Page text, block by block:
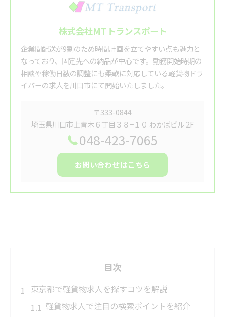
株式会社MTトランスポート
企業間配送が9割のため時間計画を立てやすい点も魅力と
なっており、固定先への納品が中心です。勤務開始時期の
相談や稼働日数の調整にも柔軟に対応している軽貨物ドラ
イバーの求人を川口市にて開始いたしました。
〒333-0844
埼玉県川口市上青木６丁目３８−１０ わかばビル 2F
048-423-7065
お問い合わせはこちら
目次
東京都で軽貨物求人を探すコツを解説
軽貨物求人で注目の検索ポイントを紹介